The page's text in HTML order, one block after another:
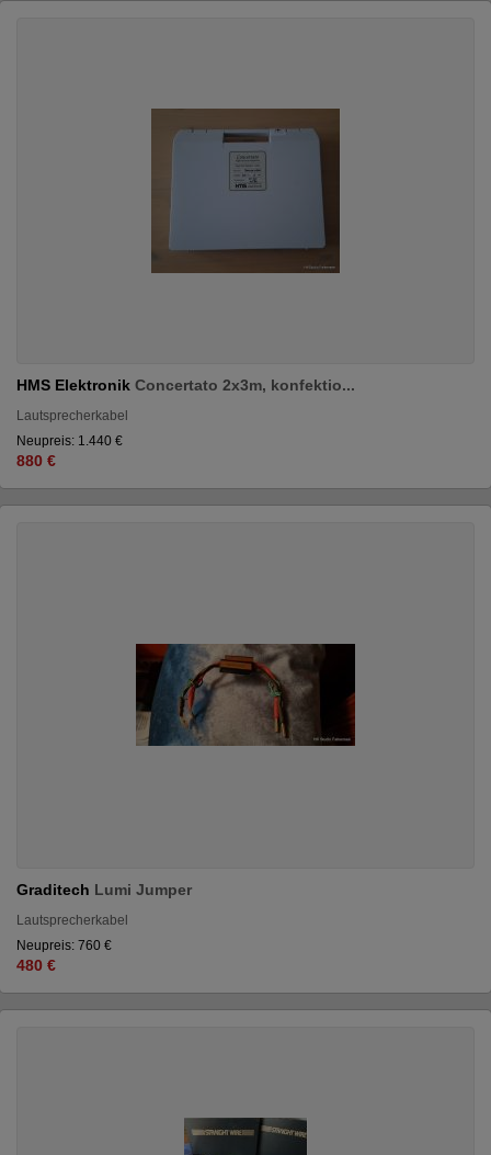
HMS Elektronik Concertato 2x3m, konfektio...
Lautsprecherkabel
Neupreis: 1.440 €
880 €
Graditech Lumi Jumper
Lautsprecherkabel
Neupreis: 760 €
480 €